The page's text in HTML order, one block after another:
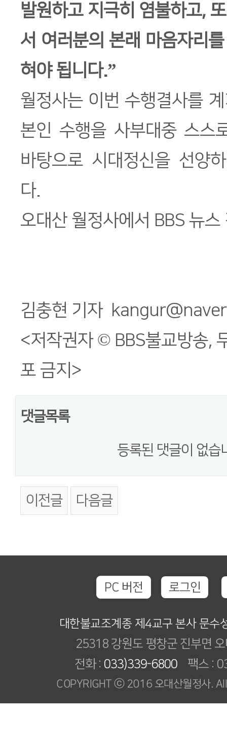
발원하고 지극히 염불하고,
서 여러분의 본래 마음자리
혀야 됩니다.”
월정사는 이번 수행결사를
본인 수행을 사부대중 스스
바탕으로 시대정신을 선양
다.
오대산 월정사에서 BBS 뉴
김충현 기자
<저작권자 © BBS불교방송,
포 금지>
댓글목록
등록된 댓글이 없습
이전글 다음글
PC 버전 로그인
대한불교조계종 제4교구 본사 문수
25318 강원도 평창군 진부면
전화 : 033)339-6800 팩스 :
COPYRIGHT ⓒ 2016 오대산월정사.